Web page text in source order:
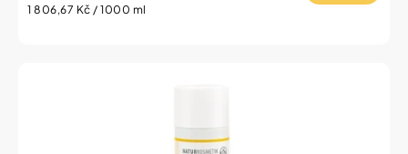
Měrná
1 806,67 Kč / 1000 ml